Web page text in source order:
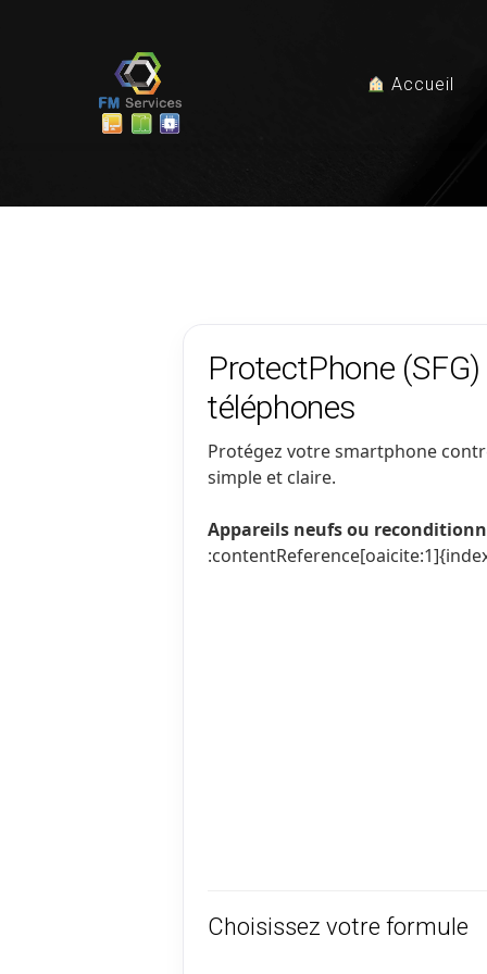
Accueil
ProtectPhone
téléphones
Protégez votre smartphone
simple et claire.
Appareils neufs ou
Choisissez votre formule